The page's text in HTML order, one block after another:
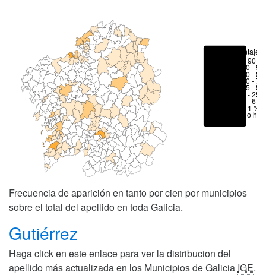
Porcentajes
> 90 %
80 -
70 -
50 -
25 -
6 - 25
1 - 6 %
< 1 %
No hay
Frecuencia de aparición en tanto por cien por municipios
sobre el total del apellido en toda Galicia.
Gutiérrez
Haga click en este enlace para ver la distribucion del
apellido más actualizada en los Municipios de Galicia IGE.